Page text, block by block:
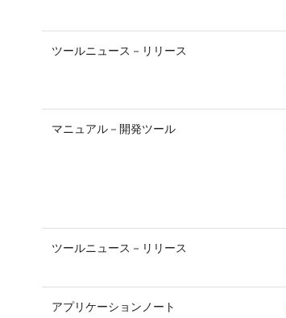
ツールニュース－リリース
マニュアル－開発ツール
ツールニュース－リリース
アプリケーションノート